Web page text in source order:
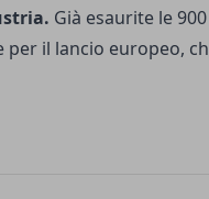
Già esaurite le
per il lancio europeo,